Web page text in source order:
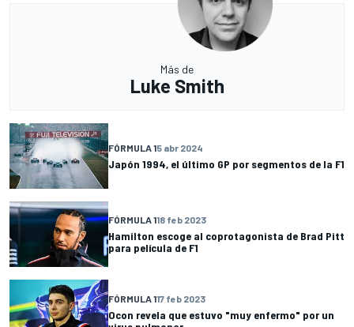
Más de
Luke Smith
FÓRMULA 15 abr 2024
Japón 1994, el último GP por segmentos de la F1
FÓRMULA 118 feb 2023
Hamilton escoge al coprotagonista de Brad Pitt
para película de F1
FÓRMULA 117 feb 2023
Ocon revela que estuvo "muy enfermo" por un